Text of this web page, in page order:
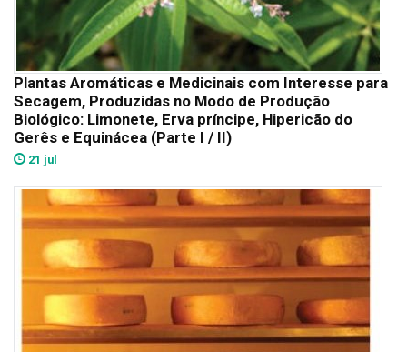
Plantas Aromáticas e Medicinais com Interesse para
Secagem, Produzidas no Modo de Produção
Biológico: Limonete, Erva príncipe, Hipericão do
Gerês e Equinácea (Parte I / II)
21 jul